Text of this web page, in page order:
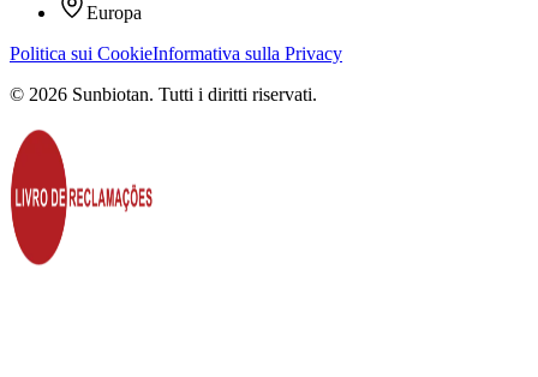
Europa
Politica sui CookieInformativa sulla Privacy
© 2026 Sunbiotan. Tutti i diritti riservati.